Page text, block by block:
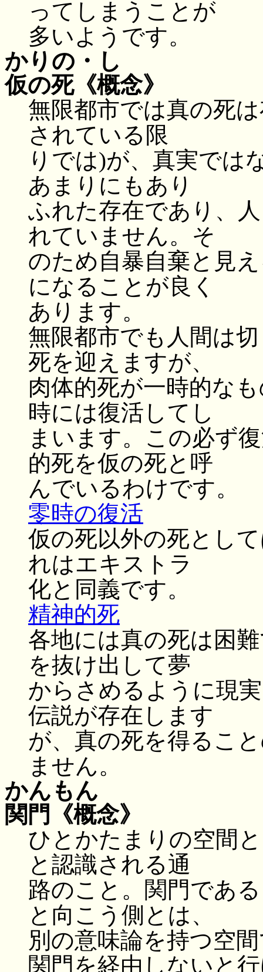
ってしまうことが
多いようです。
かりの・し
仮の死《概念》
無限都市では真の死
されている限
りでは)が、真実では
あまりにもあり
ふれた存在であり、
れていません。そ
のため自暴自棄と見
になることが良く
あります。
無限都市でも人間は
死を迎えますが、
肉体的死が一時的な
時には復活してし
まいます。この必ず
的死を仮の死と呼
んでいるわけです。
零時の復活
仮の死以外の死とし
れはエキストラ
化と同義です。
精神的死
各地には真の死は困
を抜け出して夢
からさめるように現
伝説が存在します
が、真の死を得るこ
ません。
かんもん
関門
《概念》
ひとかたまりの空間
と認識される通
路のこと。関門であ
と向こう側とは、
別の意味論を持つ空
関門を経由しないと